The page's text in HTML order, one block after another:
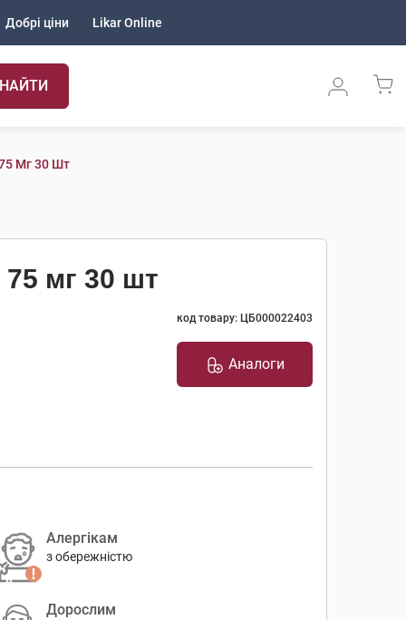
Добрі ціни Likar Online
Мг 30 Шт
мг 30 шт
код товару: ЦБ000022403
Аналоги
Алергікам
з обережністю
Дорослим